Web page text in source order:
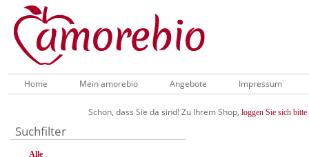
Home Mein amorebio Angebote Impressum
Schön, dass Sie da sind! Zu Ihrem Shop, loggen Sie sich bitte
Suchfilter
Alle